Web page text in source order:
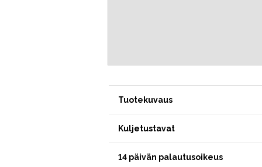
Tuotekuvaus
Kuljetustavat
14 päivän palautusoikeus